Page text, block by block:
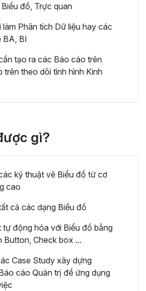
đồ, Trực quan
làm Phân tích Dữ liệu hay các
BA, BI
tạo ra các Báo cáo trên
trên theo dõi tình hình Kinh
gì?
kỹ thuật vẽ Biểu đồ từ cơ
cao
cả các dạng Biểu đồ
tự động hóa với Biểu đồ bằng
Button, Check box ...
Case Study xây dựng
cáo Quản trị để ứng dụng